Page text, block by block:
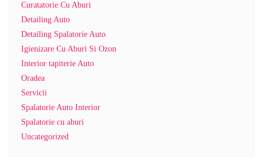
Curatatorie Cu Aburi
Detailing Auto
Detailing Spalatorie Auto
Igienizare Cu Aburi Si Ozon
Interior tapiterie Auto
Oradea
Servicii
Spalatorie Auto Interior
Spalatorie cu aburi
Uncategorized